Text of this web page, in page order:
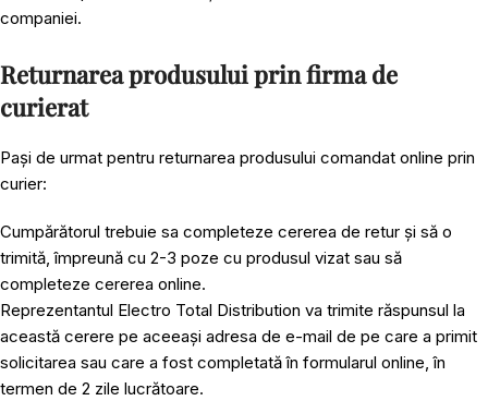
companiei.
Returnarea produsului prin firma de
curierat
Pași de urmat pentru returnarea produsului comandat online prin
curier:
Cumpărătorul trebuie sa completeze cererea de retur și să o
trimită, împreună cu 2-3 poze cu produsul vizat sau să
completeze cererea online.
Reprezentantul Electro Total Distribution va trimite răspunsul la
această cerere pe aceeași adresa de e-mail de pe care a primit
solicitarea sau care a fost completată în formularul online, în
termen de 2 zile lucrătoare.